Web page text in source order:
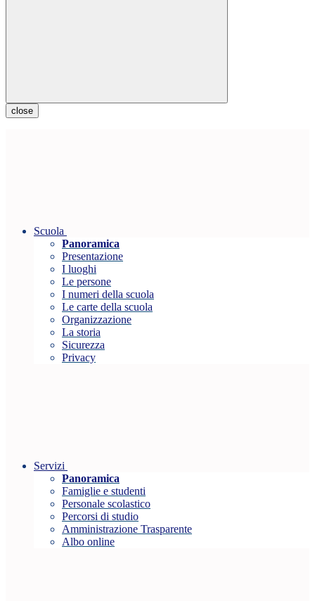
close
Scuola
Panoramica
Presentazione
I luoghi
Le persone
I numeri della scuola
Le carte della scuola
Organizzazione
La storia
Sicurezza
Privacy
Servizi
Panoramica
Famiglie e studenti
Personale scolastico
Percorsi di studio
Amministrazione Trasparente
Albo online